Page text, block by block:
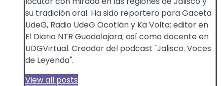
su tradición oral. Ha sido reportero para Gaceta
UdeG, Radio UdeG Ocotlán y Kä Volta; editor en
El Diario NTR Guadalajara; así como docente en
UDGVirtual. Creador del podcast "Jalisco. Voces
de Leyenda".
View all posts